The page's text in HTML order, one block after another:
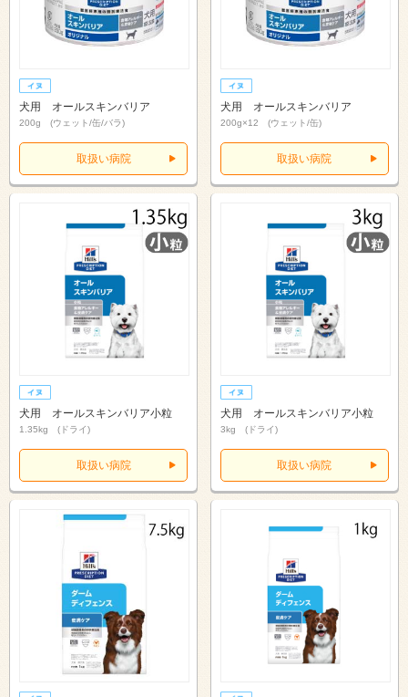
犬用 オールスキンバリア
200g (ウェット/缶/バラ)
取扱い病院
犬用 オールスキンバリア
200g×12 (ウェット/缶)
取扱い病院
犬用 オールスキンバリア小粒
1.35kg (ドライ)
取扱い病院
犬用 オールスキンバリア小粒
3kg (ドライ)
取扱い病院